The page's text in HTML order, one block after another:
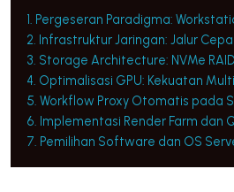
1. Pergeseran Paradigma:
2. Infrastruktur Jaringan: Jalur
3. Storage Architecture: NVMe
4. Optimalisasi GPU: Kekuatan
5. Workflow Proxy Otomatis pada
6. Implementasi Render Farm dan
7. Pemilihan Software dan OS